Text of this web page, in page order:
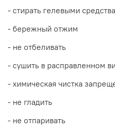
- стирать гелевыми
- бережный отжим
- не отбеливать
- сушить в расправленном
- химическая чистка
- не гладить
- не отпаривать